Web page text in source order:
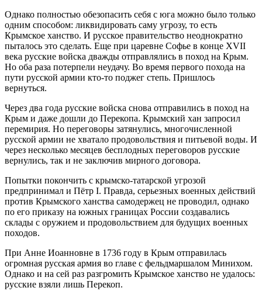
Однако полностью обезопасить себя с юга можно было только
одним способом: ликвидировать саму угрозу, то есть
Крымское ханство. И русское правительство неоднократно
пыталось это сделать. Еще при царевне Софье в конце XVII
века русские войска дважды отправлялись в поход на Крым.
Но оба раза потерпели неудачу. Во время первого похода на
пути русской армии кто-то поджег степь. Пришлось
вернуться.
Через два года русские войска снова отправились в поход на
Крым и даже дошли до Перекопа. Крымский хан запросил
перемирия. Но переговоры затянулись, многочисленной
русской армии не хватало продовольствия и питьевой воды. И
через несколько месяцев бесплодных переговоров русские
вернулись, так и не заключив мирного договора.
Попытки покончить с крымско-татарской угрозой
предпринимал и Пётр I. Правда, серьезных военных действий
против Крымского ханства самодержец не проводил, однако
по его приказу на южных границах России создавались
склады с оружием и продовольствием для будущих военных
походов.
При Анне Иоанновне в 1736 году в Крым отправилась
огромная русская армия во главе с фельдмаршалом Минихом.
Однако и на сей раз разгромить Крымское ханство не удалось:
русские взяли лишь Перекоп.